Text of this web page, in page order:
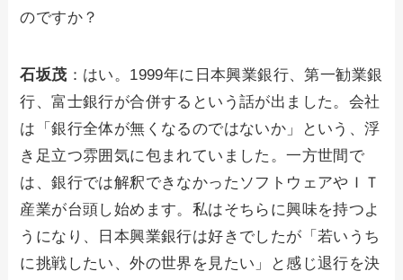
のですか？
石坂茂 ：はい。1999年に日本興業銀行、第一勧業銀
行、富士銀行が合併するという話が出ました。会社
は「銀行全体が無くなるのではないか」という、浮
き足立つ雰囲気に包まれていました。一方世間で
は、銀行では解釈できなかったソフトウェアやＩＴ
産業が台頭し始めます。私はそちらに興味を持つよ
うになり、日本興業銀行は好きでしたが「若いうち
に挑戦したい、外の世界を見たい」と感じ退行を決